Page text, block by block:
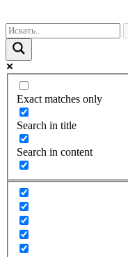
Exact matches only
Search in title
Search in content